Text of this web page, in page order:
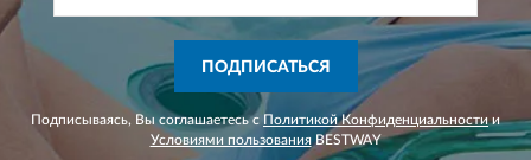
ПОДПИСАТЬСЯ
Подписываясь, Вы соглашаетесь с Политикой Конфиденциальности и
Условиями пользованияBESTWAY